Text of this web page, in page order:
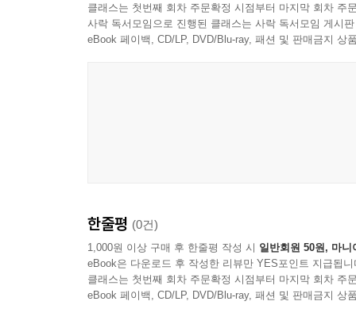
마음의 힘 144
자기 사랑 실천 방법 193
제6장 독이 되는 사랑, 힘이 되는 사랑
독이 되는 사랑 209
클래스는 첫번째 회차 주문확정 시점부터 마지막 회차 주
사락 독서모임으로 진행된 클래스는 사락 독서모임 게시
eBook 페이백, CD/LP, DVD/Blu-ray, 패션 및 판매금지 상
한줄평 (0건)
1,000원 이상 구매 후 한줄평 작성 시 일반회원 50원, 마니
eBook은 다운로드 후 작성한 리뷰만 YES포인트 지급됩니
클래스는 첫번째 회차 주문확정 시점부터 마지막 회차 주
eBook 페이백, CD/LP, DVD/Blu-ray, 패션 및 판매금지 상